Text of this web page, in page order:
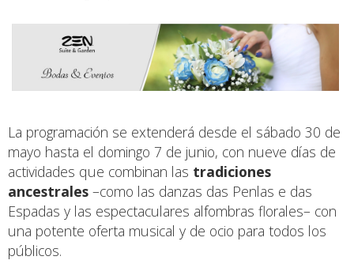
La programación se extenderá desde el sábado 30 de
mayo hasta el domingo 7 de junio, con nueve días de
actividades que combinan las tradiciones
ancestrales –como las danzas das Penlas e das
Espadas y las espectaculares alfombras florales– con
una potente oferta musical y de ocio para todos los
públicos.